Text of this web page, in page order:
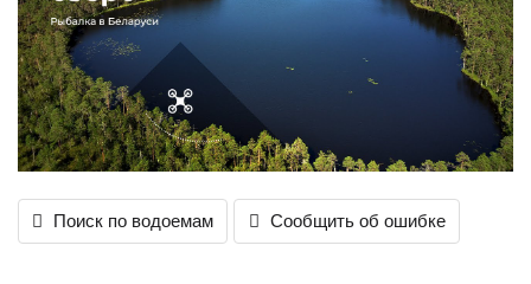
Поиск по водоемам Сообщить об ошибке